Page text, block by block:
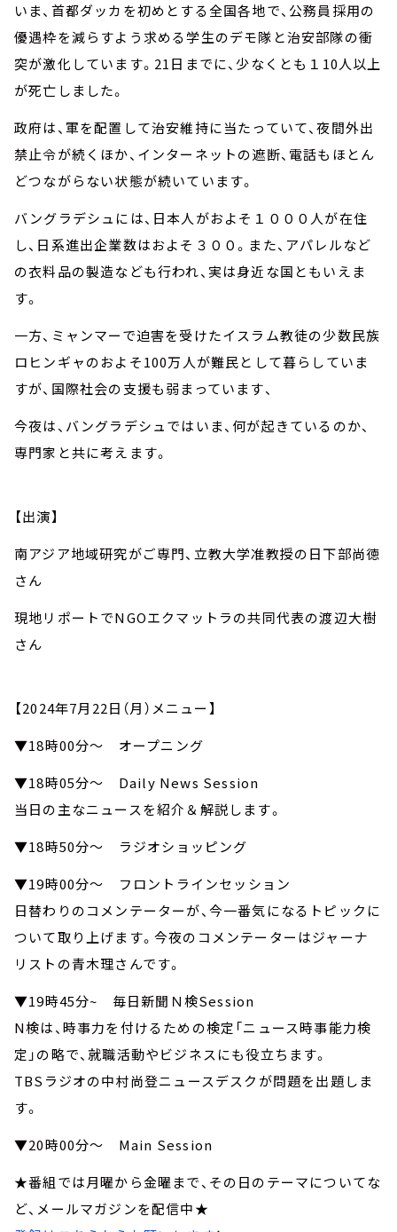
いま、首都ダッカを初めとする全国各地で、公務員採用の
優遇枠を減らすよう求める学生のデモ隊と治安部隊の衝
突が激化しています。21日までに、少なくとも１10人以上
が死亡しました。
政府は、軍を配置して治安維持に当たっていて、夜間外出
禁止令が続くほか、インターネットの遮断、電話もほとん
どつながらない状態が続いています。
バングラデシュには、日本人がおよそ１０００人が在住
し、日系進出企業数はおよそ３００。また、アパレルなど
の衣料品の製造なども行われ、実は身近な国ともいえま
す。
一方、ミャンマーで迫害を受けたイスラム教徒の少数民族
ロヒンギャのおよそ100万人が難民として暮らしていま
すが、国際社会の支援も弱まっています、
今夜は、バングラデシュではいま、何が起きているのか、
専門家と共に考えます。
【出演】
南アジア地域研究がご専門、立教大学准教授の日下部尚徳
さん
現地リポートでNGOエクマットラの共同代表の渡辺大樹
さん
【2024年7月22日（月）メニュー】
▼18時00分～ オープニング
▼18時05分～ Daily News Session
当日の主なニュースを紹介＆解説します。
▼18時50分～ ラジオショッピング
▼19時00分～ フロントラインセッション
日替わりのコメンテーターが、今一番気になるトピックに
ついて取り上げます。今夜のコメンテーターはジャーナ
リストの青木理さんです。
▼19時45分~ 毎日新聞Ｎ検Session
N検は、時事力を付けるための検定「ニュース時事能力検
定」の略で、就職活動やビジネスにも役立ちます。
TBSラジオの中村尚登ニュースデスクが問題を出題しま
す。
▼20時00分～ Main Session
★番組では月曜から金曜まで、その日のテーマについてな
ど、メールマガジンを配信中★